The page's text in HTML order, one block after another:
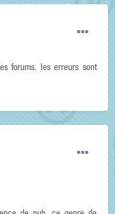
forums. les erreurs sont